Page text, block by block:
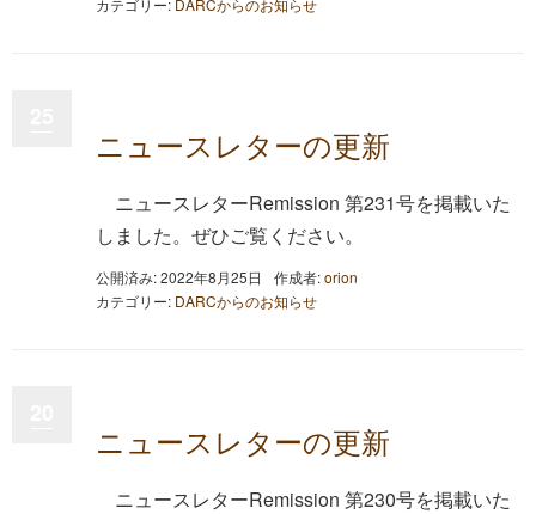
カテゴリー: DARCからのお知らせ
ニュースレターの更新
ニュースレターRemission 第231号を掲載いた
しました。ぜひご覧ください。
公開済み: 2022年8月25日 作成者:orion
カテゴリー: DARCからのお知らせ
ニュースレターの更新
ニュースレターRemission 第230号を掲載いた